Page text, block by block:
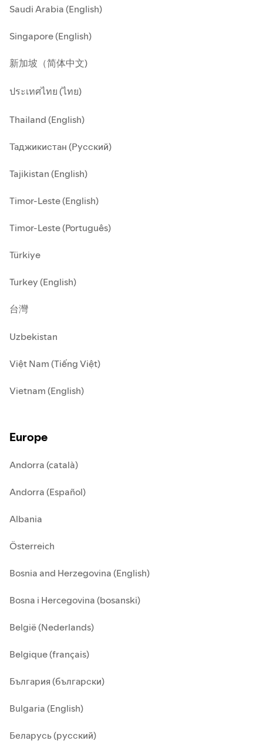
Saudi Arabia (English)
Singapore (English)
新加坡（简体中文)
ประเทศไทย (ไทย)
Thailand (English)
Таджикистан (Русский)
Tajikistan (English)
Timor-Leste (English)
Timor-Leste (Português)
Türkiye
Turkey (English)
台灣
Uzbekistan
Việt Nam (Tiếng Việt)
Vietnam (English)
Europe
Andorra (català)
Andorra (Español)
Albania
Österreich
Bosnia and Herzegovina (English)
Bosna i Hercegovina (bosanski)
België (Nederlands)
Belgique (français)
България (български)
Bulgaria (English)
Беларусь (русский)